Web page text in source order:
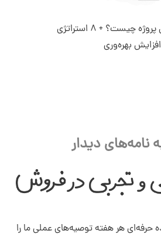
مدیریت زمان پروژه چیست؟ + 8 استراتژی
بهره‌وری
نامه‌های دیدار
فروشنده حرفه‌ای هر هفته توصیه‌های عملی ما را